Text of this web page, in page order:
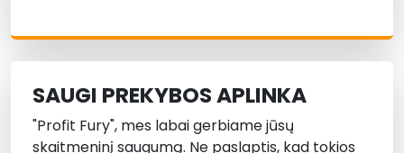
SAUGI PREKYBOS APLINKA
"Profit Fury", mes labai gerbiame jūsų
skaitmeninį saugumą. Ne paslaptis, kad tokios